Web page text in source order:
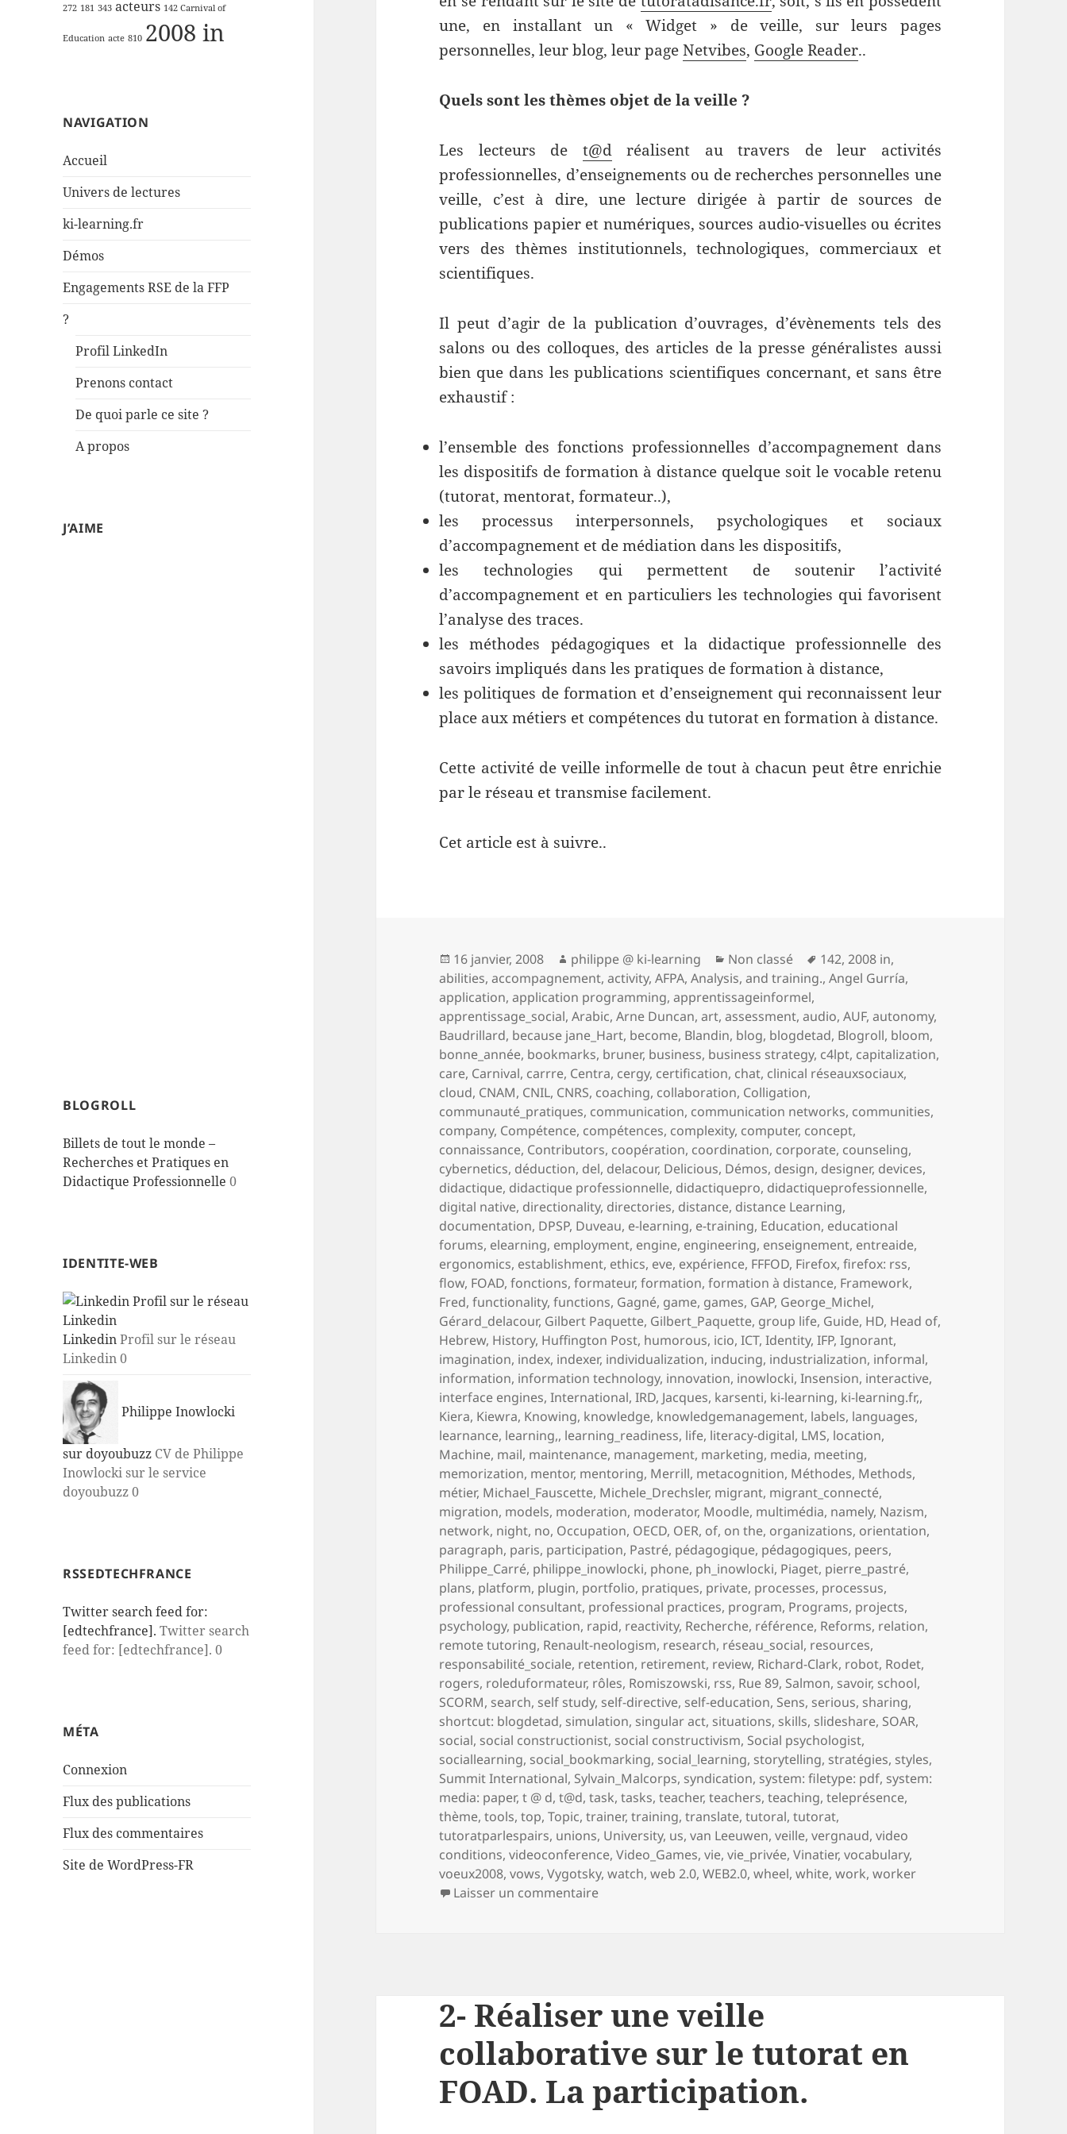
272 181 343 acteurs 142 Carnival of
Education acte 810 2008 in
NAVIGATION
Accueil
Univers de lectures
ki-learning.fr
Démos
Engagements RSE de la FFP
?
Profil LinkedIn
Prenons contact
De quoi parle ce site ?
A propos
J’AIME
BLOGROLL
Billets de tout le monde –
Recherches et Pratiques en
Didactique Professionnelle 0
IDENTITE-WEB
LinkedinProfil sur le réseau
Linkedin 0
Philippe Inowlocki
sur doyoubuzz CV de Philippe
Inowlocki sur le service
doyoubuzz 0
RSSEDTECHFRANCE
Twitter search feed for:
[edtechfrance]. Twitter search
feed for: [edtechfrance]. 0
MÉTA
Connexion
Flux des publications
Flux des commentaires
Site de WordPress-FR
une, en installant un « Widget » de veille, sur leurs pages
personnelles, leur blog, leur pageNetvibes, Google Reader..
Quels sont les thèmes objet de la veille ?
Les lecteurs de t@dréalisent au travers de leur activités
professionnelles, d’enseignements ou de recherches personnelles une
veille, c’est à dire, une lecture dirigée à partir de sources de
publications papier et numériques, sources audio-visuelles ou écrites
vers des thèmes institutionnels, technologiques, commerciaux et
scientifiques.
Il peut d’agir de la publication d’ouvrages, d’évènements tels des
salons ou des colloques, des articles de la presse généralistes aussi
bien que dans les publications scientifiques concernant, et sans être
exhaustif :
l’ensemble des fonctions professionnelles d’accompagnement dans
les dispositifs de formation à distance quelque soit le vocable retenu
(tutorat, mentorat, formateur..),
les processus interpersonnels, psychologiques et sociaux
d’accompagnement et de médiation dans les dispositifs,
les technologies qui permettent de soutenir l’activité
d’accompagnement et en particuliers les technologies qui favorisent
l’analyse des traces.
les méthodes pédagogiques et la didactique professionnelle des
savoirs impliqués dans les pratiques de formation à distance,
les politiques de formation et d’enseignement qui reconnaissent leur
place aux métiers et compétences du tutorat en formation à distance.
Cette activité de veille informelle de tout à chacun peut être enrichie
par le réseau et transmise facilement.
Cet article est à suivre..
Publié
le
16 janvier, 2008 Auteur
philippe @ ki-learning Catégories
Non classé
Mots-
clés
142,2008 in,
abilities,accompagnement,activity,AFPA,Analysis,and training.,Angel Gurría,
application,application programming,apprentissageinformel,
apprentissage_social,Arabic,Arne Duncan,art,assessment,audio,AUF,autonomy,
Baudrillard, because jane_Hart, become, Blandin, blog, blogdetad, Blogroll, bloom,
bonne_année, bookmarks, bruner, business, business strategy, c4lpt, capitalization,
care, Carnival, carrre, Centra, cergy, certification, chat, clinical réseauxsociaux,
cloud, CNAM, CNIL, CNRS, coaching, collaboration, Colligation,
communauté_pratiques, communication, communication networks, communities,
company, Compétence, compétences, complexity, computer, concept,
connaissance, Contributors, coopération, coordination, corporate, counseling,
cybernetics, déduction, del, delacour, Delicious, Démos, design, designer, devices,
didactique, didactique professionnelle, didactiquepro, didactiqueprofessionnelle,
digital native, directionality, directories, distance, distance Learning,
documentation, DPSP, Duveau, e-learning, e-training, Education, educational
forums, elearning, employment, engine, engineering, enseignement, entreaide,
ergonomics, establishment, ethics, eve, expérience, FFFOD, Firefox,firefox: rss,
flow, FOAD,fonctions,formateur,formation,formation à distance, Framework,
Fred,functionality,functions, Gagné, game, games, GAP, George_Michel,
Gérard_delacour, Gilbert Paquette, Gilbert_Paquette, group life, Guide, HD, Head of,
Hebrew, History, Huffington Post, humorous, icio,ICT,Identity,IFP,Ignorant,
imagination, index, indexer, individualization, inducing, industrialization, informal,
information, information technology, innovation, inowlocki,Insension, interactive,
interface engines,International,IRD, Jacques, karsenti, ki-learning, ki-learning.fr,,
Kiera, Kiewra, Knowing, knowledge, knowledgemanagement, labels, languages,
learnance, learning,, learning_readiness, life, literacy-digital, LMS, location,
Machine, mail, maintenance, management, marketing, media, meeting,
memorization, mentor, mentoring, Merrill, metacognition, Méthodes, Methods,
métier, Michael_Fauscette, Michele_Drechsler, migrant, migrant_connecté,
migration, models, moderation, moderator, Moodle, multimédia, namely, Nazism,
network, night, no, Occupation, OECD, OER, of, on the, organizations, orientation,
paragraph, paris, participation, Pastré, pédagogique, pédagogiques, peers,
Philippe_Carré, philippe_inowlocki, phone, ph_inowlocki, Piaget, pierre_pastré,
plans, platform, plugin, portfolio, pratiques, private, processes, processus,
professional consultant, professional practices, program, Programs, projects,
psychology, publication, rapid, reactivity, Recherche, référence, Reforms, relation,
remote tutoring, Renault-neologism, research, réseau_social, resources,
responsabilité_sociale, retention, retirement, review, Richard-Clark, robot, Rodet,
rogers, roleduformateur, rôles, Romiszowski, rss, Rue 89, Salmon, savoir, school,
SCORM, search, self study, self-directive, self-education, Sens, serious, sharing,
shortcut: blogdetad, simulation, singular act, situations, skills, slideshare, SOAR,
social, social constructionist, social constructivism, Social psychologist,
sociallearning, social_bookmarking, social_learning, storytelling, stratégies, styles,
Summit International, Sylvain_Malcorps, syndication, system: filetype: pdf, system:
media: paper,t @ d,t@d,task,tasks,teacher,teachers,teaching,teleprésence,
thème,tools,top,Topic,trainer,training,translate,tutoral,tutorat,
tutoratparlespairs, unions, University, us,van Leeuwen,veille,vergnaud,video
conditions,videoconference,Video_Games,vie,vie_privée,Vinatier,vocabulary,
voeux2008,vows,Vygotsky,watch,web 2.0,WEB2.0,wheel,white,work,worker
Laisser un commentairesur 3- Réaliser une veille collaborative sur le tutorat en FOAD. Les thèmes de
2- Réaliser une veille
collaborative sur le tutorat en
FOAD. La participation.